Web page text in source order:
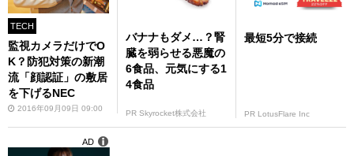
TECH
監視カメラだけでO
K？防犯対策の新潮
流「顔認証」の敷居
を下げるNEC
2016年09月09日 09:00
バナナもダメ…？腎
臓を弱らせる悪魔の
6食品、元気にする1
4食品
PR Skyrocket株式会社
最短5分で接続
PR LotusFlare Inc
AD